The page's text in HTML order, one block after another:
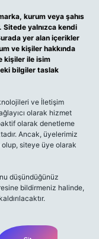
kurum veya şahıs
Sitede yalnızca kendi
yer alan içerikler
ve kişiler hakkında
kişiler ile isim
bilgiler taslak
ve İletişim
olarak hizmet
olarak denetleme
Ancak, üyelerimiz
olup, siteye üye olarak
düşündüğünüz
bildirmeniz halinde,